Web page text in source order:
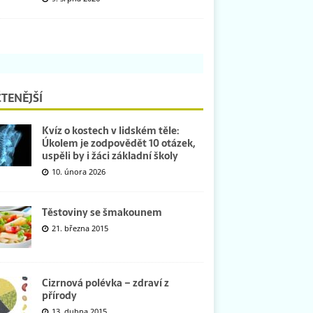
Kvíz o kostech v lidském těle:
Úkolem je zodpovědět 10 otázek,
uspěli by i žáci základní školy
10. února 2026
Těstoviny se šmakounem
21. března 2015
Cizrnová polévka – zdraví z
přírody